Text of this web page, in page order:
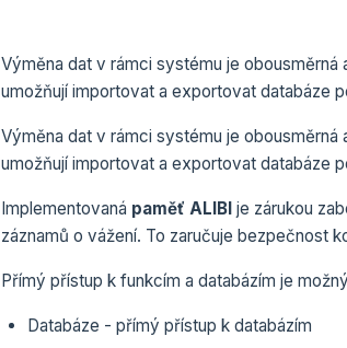
Výměna dat v rámci systému je
umožňují importovat a exportovat databáze
Výměna dat v rámci systému je
umožňují importovat a exportovat databáze
Implementovaná paměť ALIBI je zárukou
záznamů o vážení. To zaručuje bezpečnost
Přímý přístup k funkcím a databázím je
Databáze - přímý přístup k databázím